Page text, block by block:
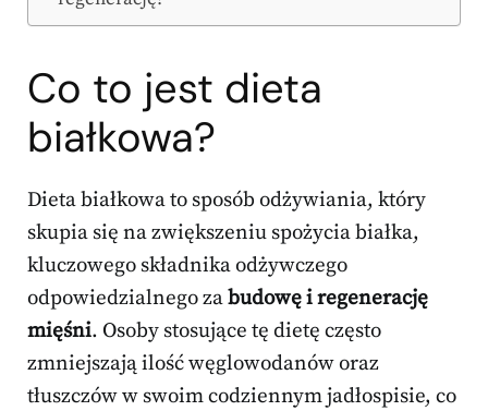
Co to jest dieta
białkowa?
Dieta białkowa to sposób odżywiania, który
skupia się na zwiększeniu spożycia białka,
kluczowego składnika odżywczego
odpowiedzialnego zabudowę i regenerację
mięśni. Osoby stosujące tę dietę często
zmniejszają ilość węglowodanów oraz
tłuszczów w swoim codziennym jadłospisie, co